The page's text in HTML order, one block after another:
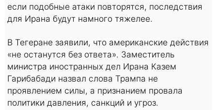
если подобные атаки повторятся, последствия
для Ирана будут намного тяжелее.
В Тегеране заявили, что американские действия
«не останутся без ответа». Заместитель
министра иностранных дел Ирана Казем
Гарибабади назвал слова Трампа не
проявлением силы, а признанием провала
политики давления, санкций и угроз.